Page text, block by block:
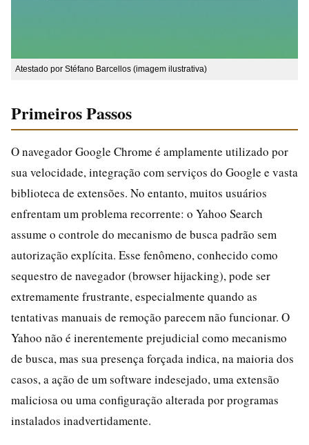
Atestado por Stéfano Barcellos (imagem ilustrativa)
Primeiros Passos
O navegador Google Chrome é amplamente utilizado por
sua velocidade, integração com serviços do Google e vasta
biblioteca de extensões. No entanto, muitos usuários
enfrentam um problema recorrente: o Yahoo Search
assume o controle do mecanismo de busca padrão sem
autorização explícita. Esse fenômeno, conhecido como
sequestro de navegador (browser hijacking), pode ser
extremamente frustrante, especialmente quando as
tentativas manuais de remoção parecem não funcionar. O
Yahoo não é inerentemente prejudicial como mecanismo
de busca, mas sua presença forçada indica, na maioria dos
casos, a ação de um software indesejado, uma extensão
maliciosa ou uma configuração alterada por programas
instalados inadvertidamente.